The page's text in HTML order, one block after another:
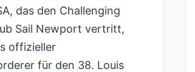
das den Challenging
Sail Newport vertritt,
offizieller
für den 38. Louis